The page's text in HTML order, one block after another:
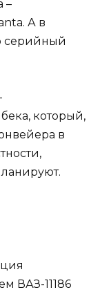
–
А в
серийный
который,
в
ВАЗ-11186